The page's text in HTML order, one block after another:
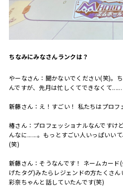
――ちなみにみなさんランクは？
やーなさん：聞かないでください(笑)。
んですが、先月は忙しくてできなくて......
新藤さん：え！すごい！ 私たちはプロフ
椿さん：プロフェッショナルなんですけ
んなに......。もっとすごい人いっぱいい
(笑)
新藤さん：そうなんです！ ネームカー
げたタグ)みたらレジェンドの方たくさ
彩奈ちゃんと話していたんです(笑)